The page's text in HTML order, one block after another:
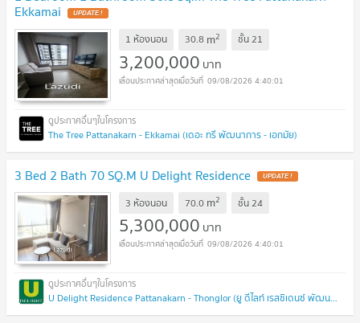
Ekkamai UPDATE !
1 ห้องนอน 30.8 m2 ชั้น21
3,200,000 บาท
09/08/2026 4:40:01
The Tree Pattanakarn - Ekkamai (เดอะ ทรี พัฒนาการ - เอกมัย)
3 Bed 2 Bath 70 SQ.M U Delight Residence UPDATE !
3 ห้องนอน 70.0 m2 ชั้น24
5,300,000 บาท
09/08/2026 4:40:01
U Delight Residence Pattanakarn - Thonglor (ยู ดีไลท์ เรสซิเดนซ์ พัฒนาการ - ทองหล่อ)